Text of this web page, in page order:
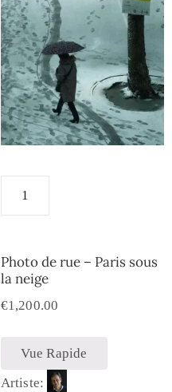
Photo de rue – Paris sous
la neige
€1,200.00
Vue Rapide
Artiste: